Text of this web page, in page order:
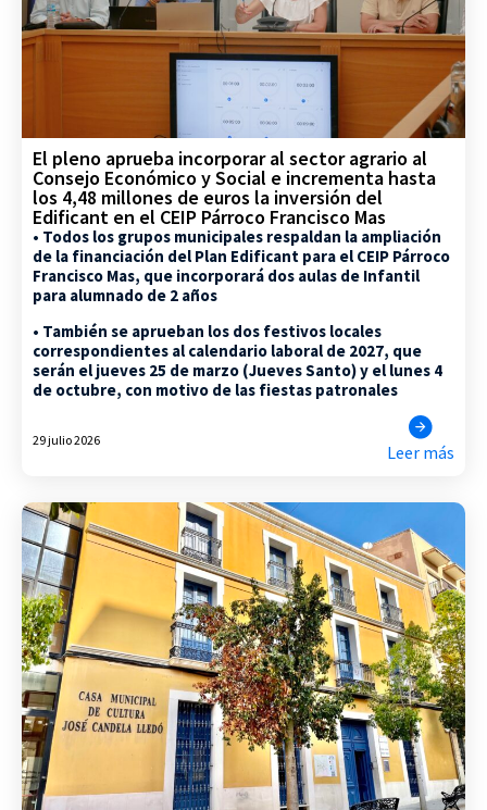
El pleno aprueba incorporar al sector agrario al
Consejo Económico y Social e incrementa hasta
los 4,48 millones de euros la inversión del
Edificant en el CEIP Párroco Francisco Mas
• Todos los grupos municipales respaldan la ampliación
de la financiación del Plan Edificant para el CEIP Párroco
Francisco Mas, que incorporará dos aulas de Infantil
para alumnado de 2 años
• También se aprueban los dos festivos locales
correspondientes al calendario laboral de 2027, que
serán el jueves 25 de marzo (Jueves Santo) y el lunes 4
de octubre, con motivo de las fiestas patronales
29 julio 2026
Leer más